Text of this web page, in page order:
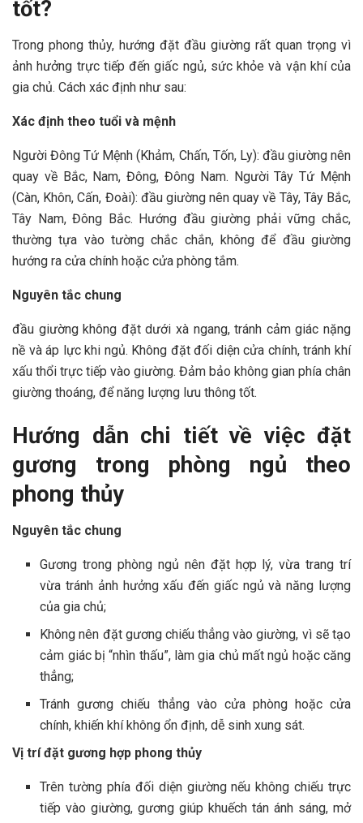
tốt?
Trong phong thủy, hướng đặt đầu giường rất quan trọng vì
ảnh hưởng trực tiếp đến giấc ngủ, sức khỏe và vận khí của
gia chủ. Cách xác định như sau:
Xác định theo tuổi và mệnh
Người Đông Tứ Mệnh (Khảm, Chấn, Tốn, Ly): đầu giường nên
quay về Bắc, Nam, Đông, Đông Nam. Người Tây Tứ Mệnh
(Càn, Khôn, Cấn, Đoài): đầu giường nên quay về Tây, Tây Bắc,
Tây Nam, Đông Bắc. Hướng đầu giường phải vững chắc,
thường tựa vào tường chắc chắn, không để đầu giường
hướng ra cửa chính hoặc cửa phòng tắm.
Nguyên tắc chung
đầu giường không đặt dưới xà ngang, tránh cảm giác nặng
nề và áp lực khi ngủ. Không đặt đối diện cửa chính, tránh khí
xấu thổi trực tiếp vào giường. Đảm bảo không gian phía chân
giường thoáng, để năng lượng lưu thông tốt.
Hướng dẫn chi tiết về việc đặt
gương trong phòng ngủ theo
phong thủy
Nguyên tắc chung
Gương trong phòng ngủ nên đặt hợp lý, vừa trang trí
vừa tránh ảnh hưởng xấu đến giấc ngủ và năng lượng
của gia chủ;
Không nên đặt gương chiếu thẳng vào giường, vì sẽ tạo
cảm giác bị “nhìn thấu”, làm gia chủ mất ngủ hoặc căng
thẳng;
Tránh gương chiếu thẳng vào cửa phòng hoặc cửa
chính, khiến khí không ổn định, dễ sinh xung sát.
Vị trí đặt gương hợp phong thủy
Trên tường phía đối diện giường nếu không chiếu trực
tiếp vào giường, gương giúp khuếch tán ánh sáng, mở